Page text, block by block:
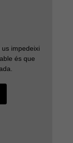
impedeixi
és que